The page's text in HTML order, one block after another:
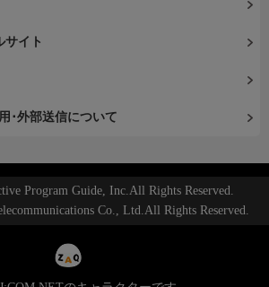
サイト
･外部送信について
Program Guide, Inc.All Rights Reserved.
Co., Ltd.All Rights Reserved.